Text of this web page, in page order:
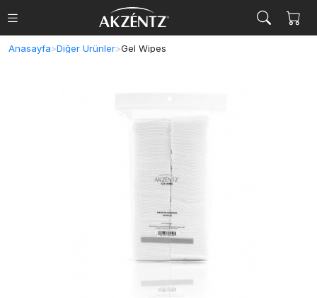
Anasayfa>Diğer Ürünler>Gel Wipes